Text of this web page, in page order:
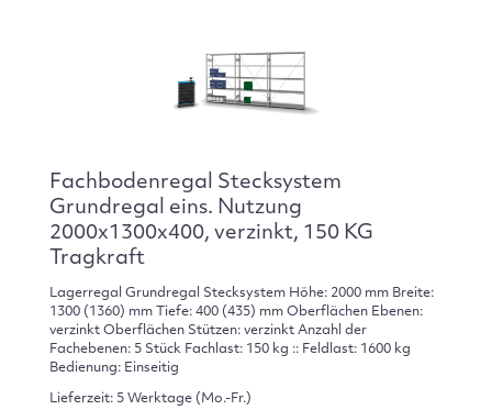
Fachbodenregal Stecksystem
Grundregal eins. Nutzung
2000x1300x400, verzinkt, 150 KG
Tragkraft
Lagerregal Grundregal Stecksystem Höhe: 2000 mm Breite:
1300 (1360) mm Tiefe: 400 (435) mm Oberflächen Ebenen:
verzinkt Oberflächen Stützen: verzinkt Anzahl der
Fachebenen: 5 Stück Fachlast: 150 kg :: Feldlast: 1600 kg
Bedienung: Einseitig
Lieferzeit: 5 Werktage (Mo.-Fr.)